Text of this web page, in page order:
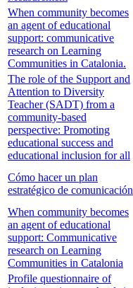
When community becomes
an agent of educational
support: communicative
research on Learning
Communities in Catalonia.
The role of the Support and
Attention to Diversity
Teacher (SADT) from a
community-based
perspective: Promoting
educational success and
educational inclusion for all
Cómo hacer un plan
estratégico de comunicación
When community becomes
an agent of educational
support: Communicative
research on Learning
Communities in Catalonia
Profile questionnaire of